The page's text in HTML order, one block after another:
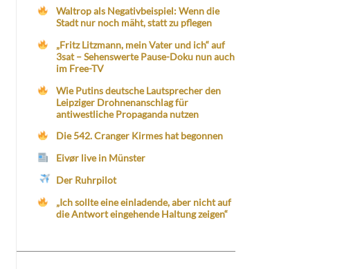
Waltrop als Negativbeispiel: Wenn die
Stadt nur noch mäht, statt zu pflegen
„Fritz Litzmann, mein Vater und ich“ auf
3sat – Sehenswerte Pause-Doku nun auch
im Free-TV
Wie Putins deutsche Lautsprecher den
Leipziger Drohnenanschlag für
antiwestliche Propaganda nutzen
Die 542. Cranger Kirmes hat begonnen
Eivør live in Münster
Der Ruhrpilot
„Ich sollte eine einladende, aber nicht auf
die Antwort eingehende Haltung zeigen“